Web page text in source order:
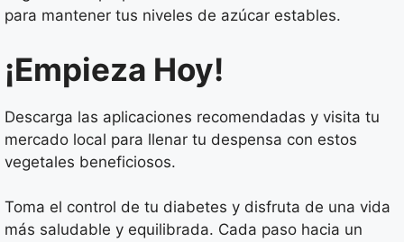
para mantener tus niveles de azúcar estables.
¡Empieza Hoy!
Descarga las aplicaciones recomendadas y visita tu
mercado local para llenar tu despensa con estos
vegetales beneficiosos.
Toma el control de tu diabetes y disfruta de una vida
más saludable y equilibrada. Cada paso hacia un